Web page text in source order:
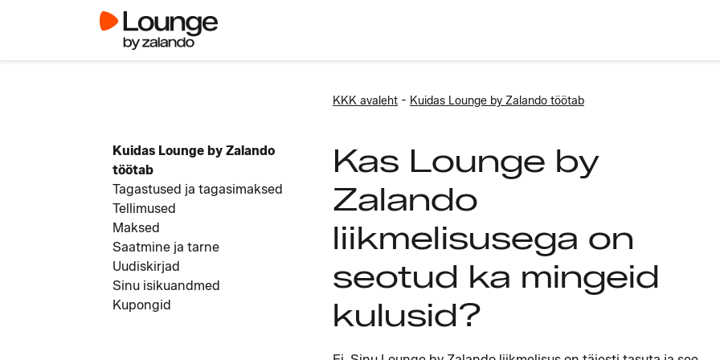
KKK avaleht - Kuidas Lounge by Zalando töötab
Kuidas Lounge by Zalando
töötab
Tagastused ja tagasimaksed
Tellimused
Maksed
Saatmine ja tarne
Uudiskirjad
Sinu isikuandmed
Kupongid
Kas Lounge by
Zalando
liikmelisusega on
seotud ka mingeid
kulusid?